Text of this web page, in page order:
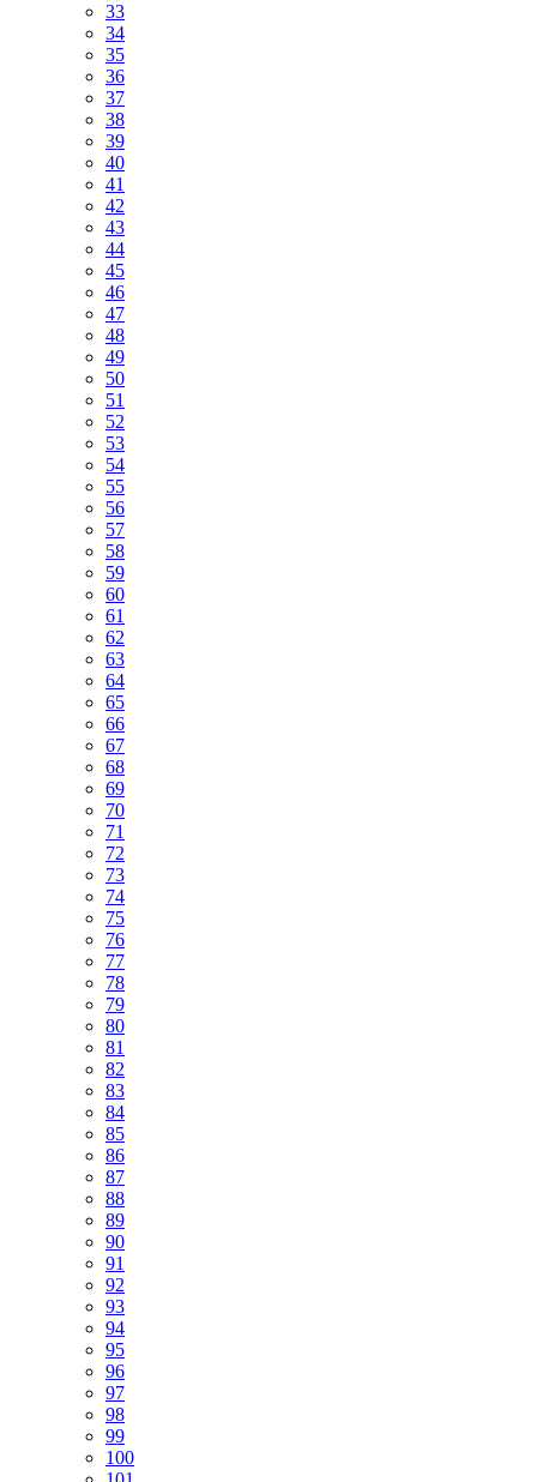
33
34
35
36
37
38
39
40
41
42
43
44
45
46
47
48
49
50
51
52
53
54
55
56
57
58
59
60
61
62
63
64
65
66
67
68
69
70
71
72
73
74
75
76
77
78
79
80
81
82
83
84
85
86
87
88
89
90
91
92
93
94
95
96
97
98
99
100